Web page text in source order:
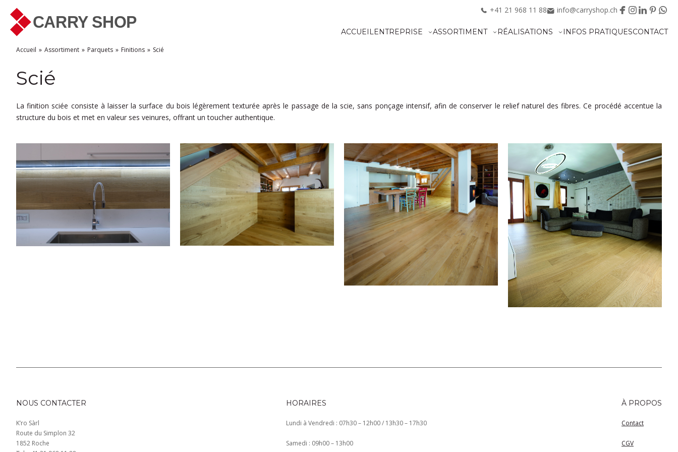
+41 21 968 11 88 info@carryshop.ch
ACCUEILENTREPRISE ASSORTIMENT RÉALISATIONS INFOS PRATIQUESCONTACT
Accueil Assortiment Parquets Finitions Scié
Scié
La finition sciée consiste à laisser la surface du bois légèrement texturée après le passage de la scie, sans ponçage intensif, afin de conserver le relief naturel des fibres. Ce procédé accentue la
structure du bois et met en valeur ses veinures, offrant un toucher authentique.
NOUS CONTACTER
K’ro Sàrl
Route du Simplon 32
1852 Roche
HORAIRES
Lundi à Vendredi : 07h30 – 12h00 / 13h30 – 17h30
Samedi : 09h00 – 13h00
À PROPOS
Contact
CGV